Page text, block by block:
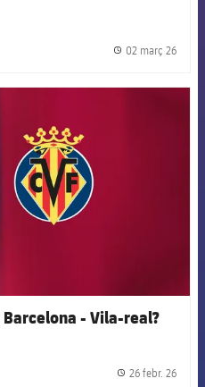
02 març 26
Barcelona - Vila-real?
26 febr. 26